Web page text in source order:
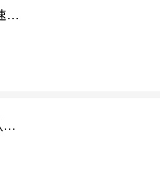
2011年注册老号，近5.7w粉丝，未实名无违规账号，发文情感文字为主，有领域点亮可以快速v认证，卖家低价出售有兴趣的联系客服
2016年注册，近6w粉丝，未实名无违规账号，发文情感文字为主，有领域点亮，可以快速v认证，卖家低价出售有兴趣的联系客服